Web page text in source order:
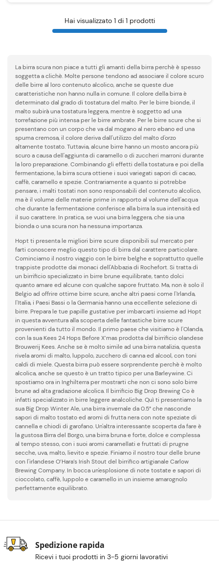
Hai visualizzato 1 di 1 prodotti
La birra scura non piace a tutti gli amanti della birra perchè è spesso
soggetta a clichè. Molte persone tendono ad associare il colore scuro
delle birre al loro contenuto alcolico, anche se queste due
caratteristiche non hanno nulla in comune. Il colore della birra è
determinato dal grado di tostatura del malto. Per le birre bionde, il
malto subirà una tostatura leggera, mentre è soggetto ad una
torrefazione più intensa per le birre ambrate. Per le birre scure che si
presentano con un corpo che va dal mogano al nero ebano ed una
spuma cremosa, il colore deriva dall'utilizzo del malto d'orzo
altamente tostato. Tuttavia, alcune birre hanno un mosto ancora più
scuro a causa dell'aggiunta di caramello o di zuccheri marroni durante
la loro preparazione. Combinando gli effetti della tostatura e poi della
fermentazione, la birra scura ottiene i suoi variegati sapori di cacao,
caffè, caramello e spezie. Contrariamente a quanto si potrebbe
pensare, i malti tostati non sono responsabili del contenuto alcolico,
ma è il volume delle materie prime in rapporto al volume dell'acqua
che durante la fermentazione conferisce alla birra la sua intensità ed
il suo carattere. In pratica, se vuoi una birra leggera, che sia una
bionda o una scura non ha nessuna importanza.
Hopt ti presenta le migliori birre scure disponibili sul mercato per
farti conoscere meglio questo tipo di birra dal carattere particolare.
Cominciamo il nostro viaggio con le birre belghe e soprattutto quelle
trappiste prodotte dai monaci dell'Abbazia di Rochefort. Si tratta di
un birrificio specializzato in birre brune equilibrate, tanto dolci
quanto amare ed alcune con qualche sapore fruttato. Ma, non è solo il
Belgio ad offrire ottime birre scure, anche altri paesi come l'Irlanda,
l'Italia, i Paesi Bassi o la Germania hanno una eccellente selezione di
birre. Prepara le tue papille gustative per imbarcarti insieme ad Hopt
in questa avventura alla scoperta delle fantastiche birre scure
provenienti da tutto il mondo. Il primo paese che visitiamo è l'Olanda,
con la sua Kees 24 Hops Before X’mas prodotta dal birrificio olandese
Brouwerij Kees. Anche se è molto simile ad una birra natalizia, questa
rivela aromi di malto, luppolo, zucchero di canna ed alcool, con toni
caldi di miele. Questa birra può essere sorprendente perchè è molto
alcolica, anche se questo è un tratto tipico per una Barleywine. Ci
spostiamo ora in Inghilterra per mostrarti che non ci sono solo birre
brune ad alta gradazione alcolica. Il birrificio Big Drop Brewing Co è
infatti specializzato in birre leggere analcoliche. Quì ti presentiamo la
sua Big Drop Winter Ale, una birra invernale da 0.5° che nasconde
sapori di malto tostato ed aromi di frutta nera con note speziate di
cannella e chiodi di garofano. Un'altra interessante scoperta da fare è
la gustosa Birra del Borgo, una birra bruna e forte, dolce e complessa
al tempo stesso, con i suoi aromi caramellati e fruttati di prugne
secche, uva, malto, lievito e spezie. Finiamo il nostro tour delle brune
con l'irlandese O’Hara’s Irish Stout del birrifico artigianale Carlow
Brewing Company. In bocca un'esplosione di note tostate e sapori di
cioccolato, caffè, luppolo e caramello in un insieme amarognolo
perfettamente equilibrato.
Spedizione rapida
Ricevi i tuoi prodotti in 3-5 giorni lavorativi